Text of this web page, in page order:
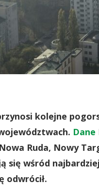
kolejne
Dane
Ruda, Nowy
się wśród
odwrócił.